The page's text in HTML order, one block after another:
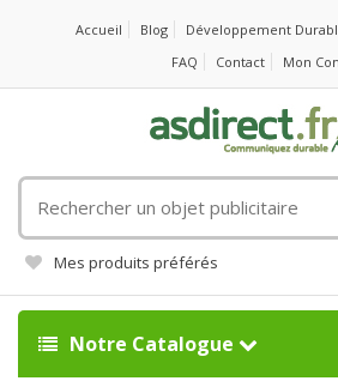
Accueil Blog Développement
FAQ
Contact Mon
un
objet
publicitaire
Mes produits préférés
Notre Catalogue